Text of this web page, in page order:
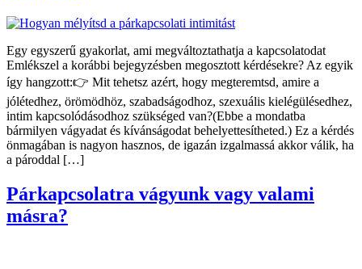
Egy egyszerű gyakorlat, ami megváltoztathatja a kapcsolatodat
Emlékszel a korábbi bejegyzésben megosztott kérdésekre? Az egyik
így hangzott:👉 Mit tehetsz azért, hogy megteremtsd, amire a
jólétedhez, örömödhöz, szabadságodhoz, szexuális kielégülésedhez,
intim kapcsolódásodhoz szükséged van?(Ebbe a mondatba
bármilyen vágyadat és kívánságodat behelyettesítheted.) Ez a kérdés
önmagában is nagyon hasznos, de igazán izgalmassá akkor válik, ha
a pároddal […]
Párkapcsolatra vágyunk vagy valami
másra?